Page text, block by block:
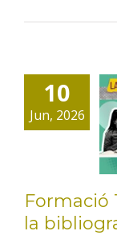
10
Jun, 2026
Formació
la